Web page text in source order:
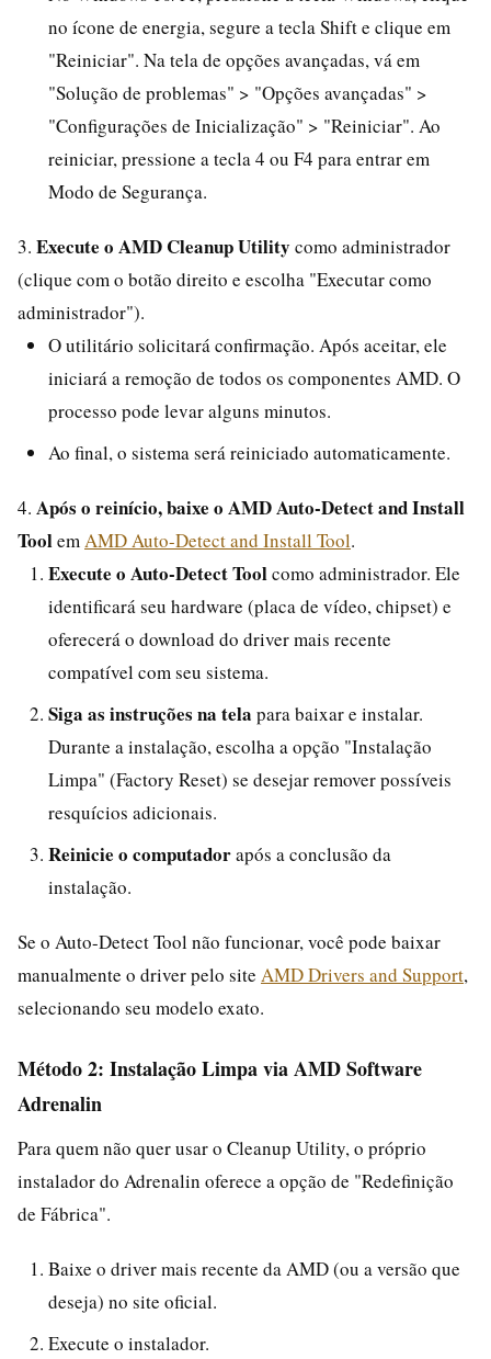
no ícone de energia, segure a tecla Shift e clique em
"Reiniciar". Na tela de opções avançadas, vá em
"Solução de problemas" > "Opções avançadas" >
"Configurações de Inicialização" > "Reiniciar". Ao
reiniciar, pressione a tecla 4 ou F4 para entrar em
Modo de Segurança.
3. Execute o AMD Cleanup Utility como administrador
(clique com o botão direito e escolha "Executar como
administrador").
O utilitário solicitará confirmação. Após aceitar, ele
iniciará a remoção de todos os componentes AMD. O
processo pode levar alguns minutos.
Ao final, o sistema será reiniciado automaticamente.
4. Após o reinício, baixe o AMD Auto-Detect and Install
Toolem AMD Auto-Detect and Install Tool.
Execute o Auto-Detect Toolcomo administrador. Ele
identificará seu hardware (placa de vídeo, chipset) e
oferecerá o download do driver mais recente
compatível com seu sistema.
Siga as instruções na tela para baixar e instalar.
Durante a instalação, escolha a opção "Instalação
Limpa" (Factory Reset) se desejar remover possíveis
resquícios adicionais.
Reinicie o computadorapós a conclusão da
instalação.
Se o Auto-Detect Tool não funcionar, você pode baixar
manualmente o driver pelo site AMD Drivers and Support,
selecionando seu modelo exato.
Método 2: Instalação Limpa via AMD Software
Adrenalin
Para quem não quer usar o Cleanup Utility, o próprio
instalador do Adrenalin oferece a opção de "Redefinição
de Fábrica".
Baixe o driver mais recente da AMD (ou a versão que
deseja) no site oficial.
Execute o instalador.